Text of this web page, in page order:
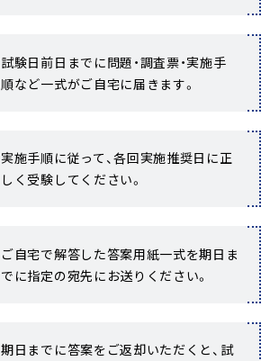
試験日前日までに問題・調査票・実施手
順など一式がご自宅に届きます。
実施手順に従って、各回実施推奨日に正
しく受験してください。
ご自宅で解答した答案用紙一式を期日ま
でに指定の宛先にお送りください。
期日までに答案をご返却いただくと、試